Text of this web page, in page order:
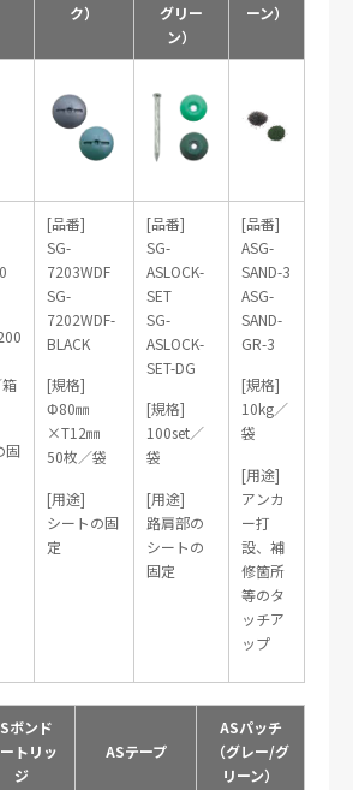
ク）
グリー
ン）
ーン）
固
[品番]
SG-
7203WDF
SG-
7202WDF-
BLACK
[規格]
Φ80㎜
×T12㎜
50枚／袋
[用途]
シートの固
定
[品番]
SG-
ASLOCK-
SET
SG-
ASLOCK-
SET-DG
[規格]
100set／
袋
[用途]
路肩部の
シートの
固定
[品番]
ASG-
SAND-3
ASG-
SAND-
GR-3
[規格]
10kg／
袋
[用途]
アンカ
ー打
設、補
修箇所
等のタ
ッチア
ップ
ボンド
トリッ
ジ
ASテープ
ASパッチ
（グレー/グ
リーン）